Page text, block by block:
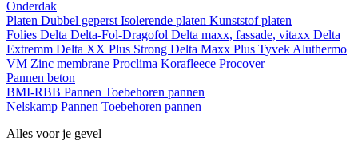
Onderdak
Platen Dubbel geperst Isolerende platen Kunststof platen
Folies Delta Delta-Fol-Dragofol Delta maxx, fassade, vitaxx Delta
Extremm Delta XX Plus Strong Delta Maxx Plus Tyvek Aluthermo
VM Zinc membrane Proclima Korafleece Procover
Pannen beton
BMI-RBB Pannen Toebehoren pannen
Nelskamp Pannen Toebehoren pannen
Alles voor je gevel